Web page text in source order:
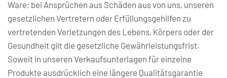
Ware; bei Ansprüchen aus Schäden aus von uns, unseren
gesetzlichen Vertretern oder Erfüllungsgehilfen zu
vertretenden Verletzungen des Lebens, Körpers oder der
Gesundheit gilt die gesetzliche Gewährleistungsfrist.
Soweit in unseren Verkaufsunterlagen für einzelne
Produkte ausdrücklich eine längere Qualitätsgarantie